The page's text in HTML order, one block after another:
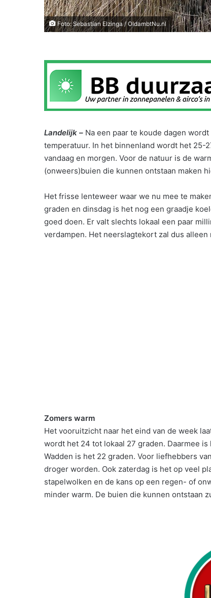
Foto: Sebastian Elzinga / OldambtNu.nl
Landelijk – Na een paar te koude dagen
temperatuur. In het binnenland wordt het 25-
vandaag en morgen. Voor de natuur is de
(onweers)buien die kunnen ontstaan maken
Het frisse lenteweer waar we nu mee te
graden en dinsdag is het nog een graadje
goed doen. Er valt slechts lokaal een paar
verdampen. Het neerslagtekort zal dus
Zomers warm
Het vooruitzicht naar het eind van de week
wordt het 24 tot lokaal 27 graden. Daarmee
Wadden is het 22 graden. Voor liefhebbers
droger worden. Ook zaterdag is het op veel
stapelwolken en de kans op een regen- of
minder warm. De buien die kunnen ontstaan